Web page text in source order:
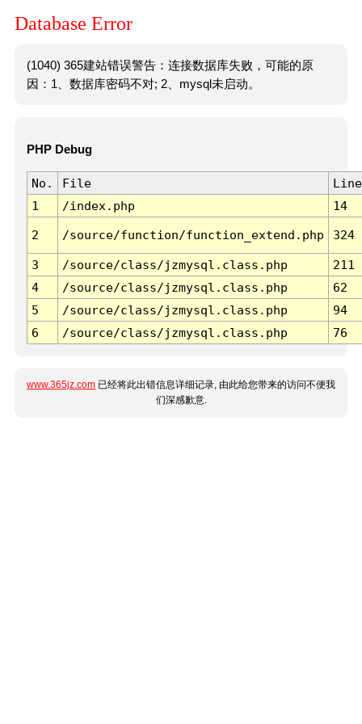
Database Error
(1040) 365建站错误警告：连接数据库失败，可能的原
因：1、数据库密码不对; 2、mysql未启动。
PHP Debug
No. File
Line
1
/index.php 14
2 /source/function/function_extend.php 324
3 /source/class/jzmysql.class.php
211
4
/source/class/jzmysql.class.php
62
5
/source/class/jzmysql.class.php
94
6
/source/class/jzmysql.class.php 76
www.365jz.com 已经将此出错信息详细记录, 由此给您带来的访问不便我
们深感歉意.